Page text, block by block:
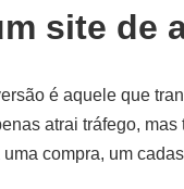
site de
é aquele que
atrai tráfego,
compra, um